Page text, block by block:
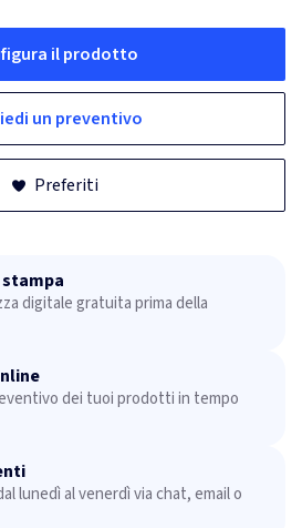
il prodotto
un preventivo
Preferiti
digitale gratuita prima della
dei tuoi prodotti in tempo
lunedì al venerdì via chat, email o